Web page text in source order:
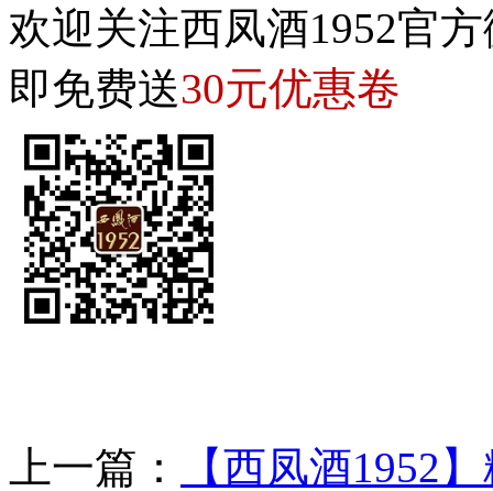
欢迎关注西凤酒1952官
即免费送30元优惠卷
上一篇：
【西凤酒1952